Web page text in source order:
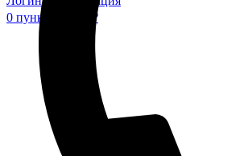
0 пунктов ₽